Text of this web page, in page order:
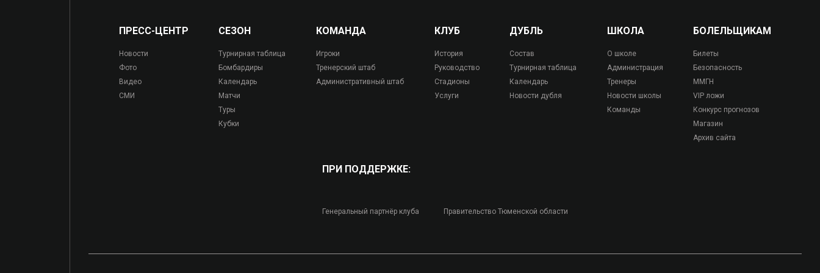
ПРЕСС-ЦЕНТР
Новости
Фото
Видео
СМИ
СЕЗОН
Турнирная таблица
Бомбардиры
Календарь
Матчи
Туры
Кубки
КОМАНДА
Игроки
Тренерский штаб
Административный штаб
КЛУБ
История
Руководство
Стадионы
Услуги
ДУБЛЬ
Состав
Турнирная таблица
Календарь
Новости дубля
ШКОЛА
О школе
Администрация
Тренеры
Новости школы
Команды
БОЛЕЛЬЩИКАМ
Билеты
Безопасность
ММГН
VIP ложи
Конкурс прогнозов
Магазин
Архив сайта
ПРИ ПОДДЕРЖКЕ:
Генеральный партнёр клуба Правительство Тюменской области